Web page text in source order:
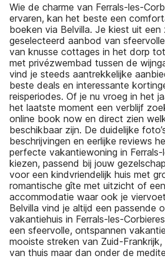
Wie de charme van Ferrals-les-
ervaren, kan het beste een
boeken via Belvilla. Je kiest uit een
geselecteerd aanbod van
van knusse cottages in het dorp
met privézwembad tussen de
vind je steeds aantrekkelijke
beste deals en interessante
reisperiodes. Of je nu vroeg in het
het laatste moment een verblijf
online book now en direct zien
beschikbaar zijn. De duidelijke
beschrijvingen en eerlijke reviews
perfecte vakantiewoning in
kiezen, passend bij jouw
voor een kindvriendelijk huis met
romantische gîte met uitzicht of
accommodatie waar ook je
Belvilla vind je altijd een passende
vakantiehuis in Ferrals-les-
een sfeervolle, ontspannen
mooiste streken van Zuid-
van thuis maar dan onder de